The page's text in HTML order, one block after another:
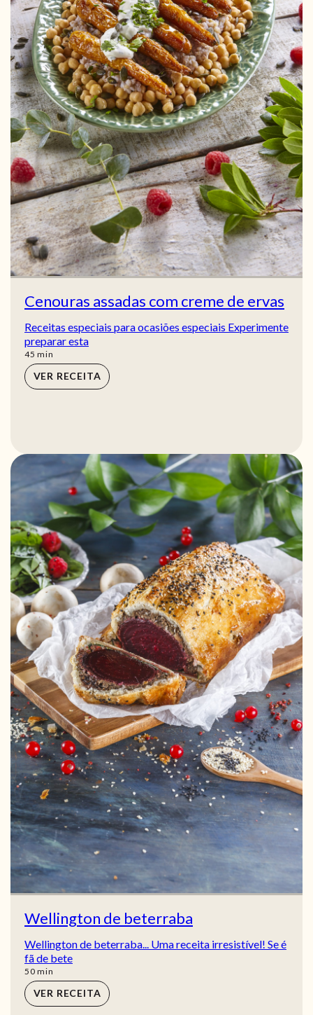
Cenouras assadas com creme de ervas
Receitas especiais para ocasiões especiais Experimente
preparar esta
45 min
min
VER RECEITA
Wellington de beterraba
Wellington de beterraba... Uma receita irresistível! Se é
fã de bete
50min
min
VER RECEITA